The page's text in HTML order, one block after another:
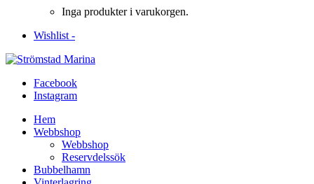
Inga produkter i varukorgen.
Wishlist -
Facebook
Instagram
Hem
Webbshop
Webbshop
Reservdelssök
Bubbelhamn